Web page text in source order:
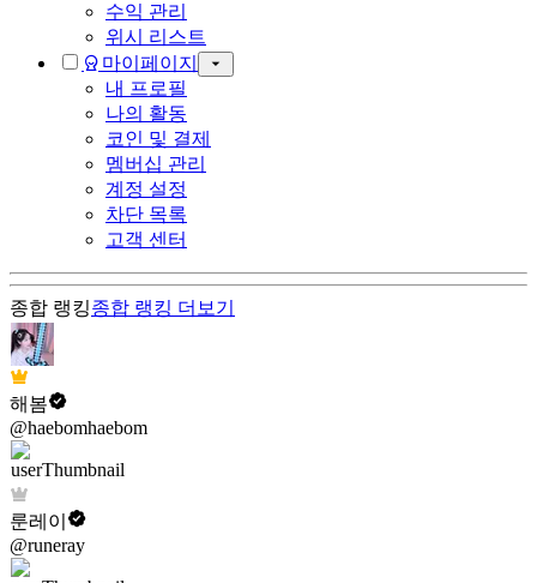
수익 관리
위시 리스트
마이페이지
내 프로필
나의 활동
코인 및 결제
멤버십 관리
계정 설정
차단 목록
고객 센터
종합 랭킹종합 랭킹 더보기
해봄
@haebomhaebom
룬레이
@runeray